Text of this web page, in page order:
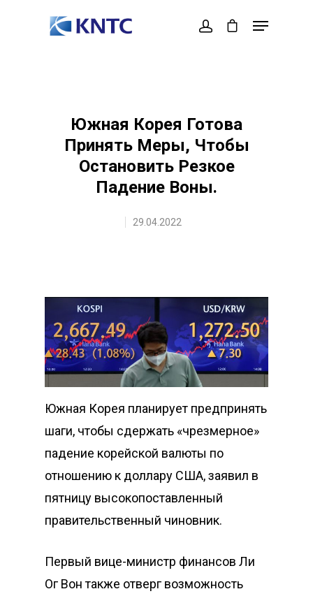
Южная Корея Готова
Принять Меры, Чтобы
Остановить Резкое
Падение Воны.
29.04.2022
Южная Корея планирует предпринять
шаги, чтобы сдержать «чрезмерное»
падение корейской валюты по
отношению к доллару США, заявил в
пятницу высокопоставленный
правительственный чиновник.
Первый вице-министр финансов Ли
Ог Вон также отверг возможность